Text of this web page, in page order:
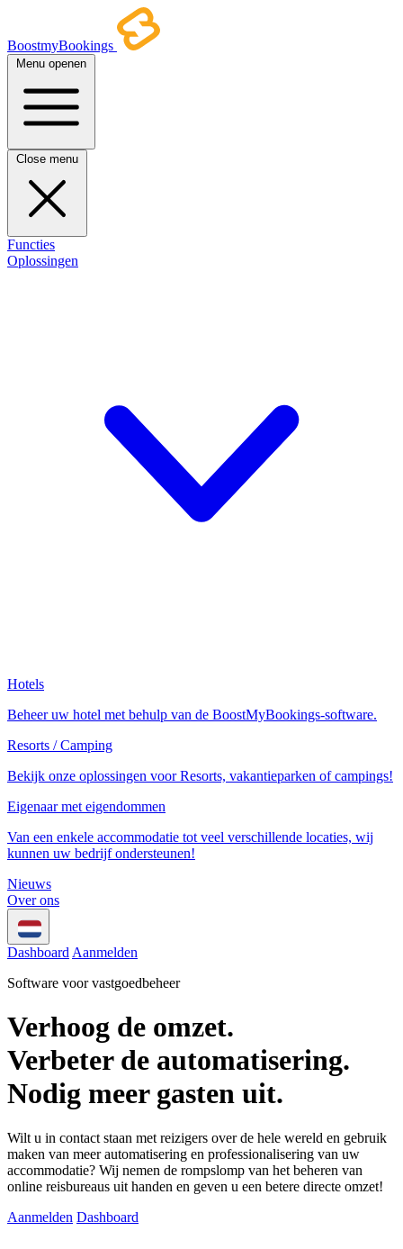
BoostmyBookings
Menu openen
Close menu
Functies
Oplossingen
Hotels
Beheer uw hotel met behulp van de BoostMyBookings-software.
Resorts / Camping
Bekijk onze oplossingen voor Resorts, vakantieparken of campings!
Eigenaar met eigendommen
Van een enkele accommodatie tot veel verschillende locaties, wij
kunnen uw bedrijf ondersteunen!
Nieuws
Over ons
Dashboard Aanmelden
Software voor vastgoedbeheer
Verhoog de omzet.
Verbeter de automatisering.
Nodig meer gasten uit.
Wilt u in contact staan ​​met reizigers over de hele wereld en gebruik
maken van meer automatisering en professionalisering van uw
accommodatie? Wij nemen de rompslomp van het beheren van
online reisbureaus uit handen en geven u een betere directe omzet!
Aanmelden Dashboard